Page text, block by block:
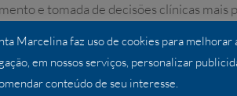
e tomada de decisões clínicas mais
reduzindo o tempo de espera e
de processos e diminuição do
Marcelina faz uso de cookies para melhorar
em nossos serviços, personalizar
conteúdo de seu interesse.